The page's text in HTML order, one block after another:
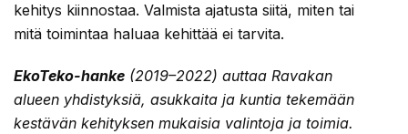
kehitys kiinnostaa. Valmista ajatusta siitä, miten tai
mitä toimintaa haluaa kehittää ei tarvita.
EkoTeko-hanke (2019–2022) auttaa Ravakan
alueen yhdistyksiä, asukkaita ja kuntia tekemään
kestävän kehityksen mukaisia valintoja ja toimia.